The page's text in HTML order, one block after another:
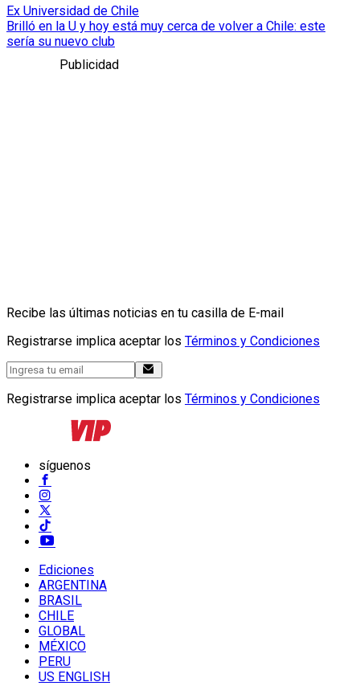
Ex Universidad de Chile
Brilló en la U y hoy está muy cerca de volver a Chile: este
sería su nuevo club
Publicidad
Recibe las últimas noticias en tu casilla de E-mail
Registrarse implica aceptar los Términos y Condiciones
Registrarse implica aceptar los Términos y Condiciones
síguenos
Ediciones
ARGENTINA
BRASIL
CHILE
GLOBAL
MÉXICO
PERU
US ENGLISH